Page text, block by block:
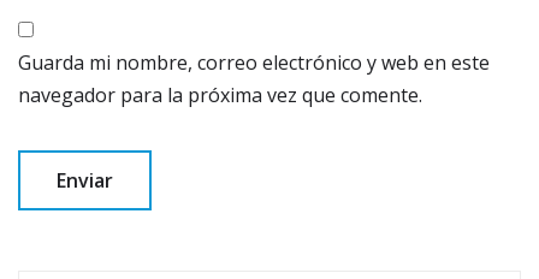
Guarda mi nombre, correo electrónico y web en este
navegador para la próxima vez que comente.